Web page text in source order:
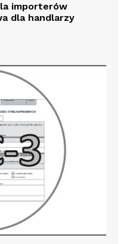
importerów
dla handlarzy